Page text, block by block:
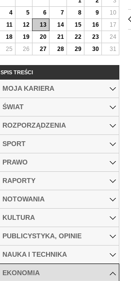
4
5 6 7 8 9
10
11
12 13 14 15 16
17
18
19 20 21 22 23
24
25
26 27 28 29 30 31
SPIS TREŚCI
MOJA KARIERA
ŚWIAT
ROZPORZĄDZENIA
SPORT
PRAWO
RAPORTY
NOTOWANIA
KULTURA
PUBLICYSTYKA, OPINIE
NAUKA I TECHNIKA
EKONOMIA